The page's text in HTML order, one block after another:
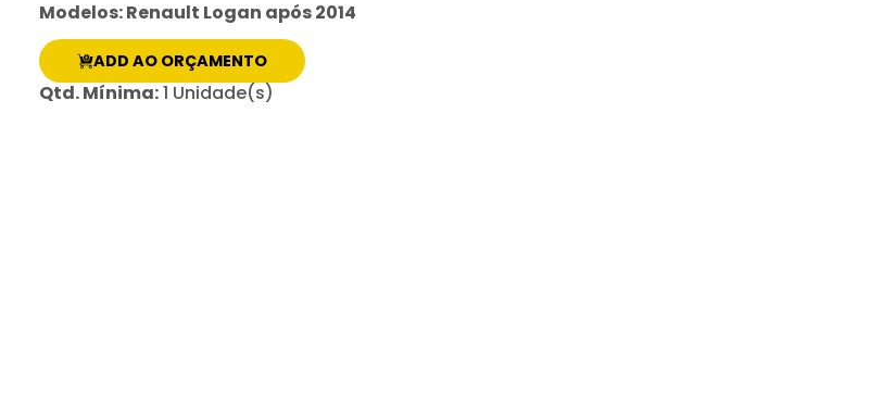
Modelos: Renault Logan após 2014
ADD AO ORÇAMENTO
Qtd. Mínima:1 Unidade(s)